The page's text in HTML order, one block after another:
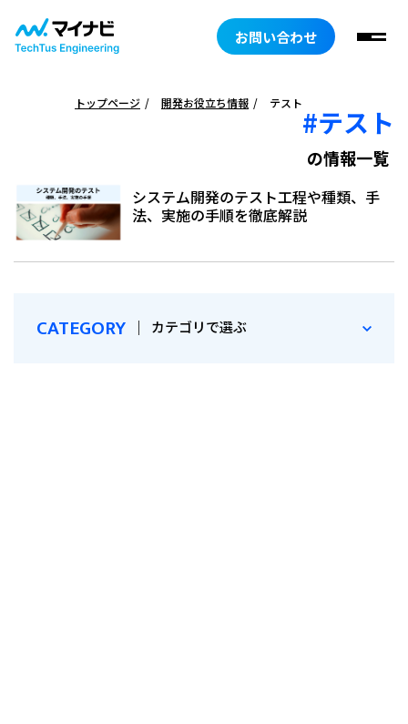
お問い合わせ
#テスト
の情報一覧
トップページ 開発お役立ち情報 テスト
システム開発のテスト工程や種類、手
法、実施の手順を徹底解説
CATEGORY ｜ カテゴリで選ぶ